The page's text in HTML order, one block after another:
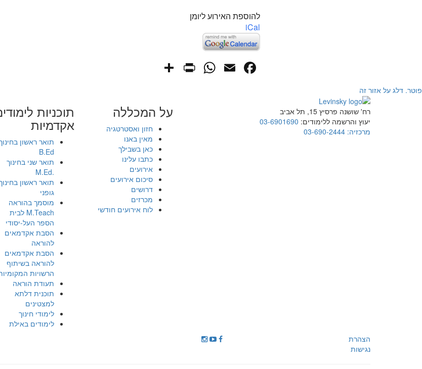
להוספת האירוע ליומן
iCal
Facebook
Email
WhatsApp
PrintFriendly
פוטר. דלג על אזור זה
רח' שושנה פרסיץ 15, תל אביב
יעוץ והרשמה ללימודים: 03-6901690
מרכזיה: 03-690-2444
על המכללה
חזון ואסטרטגיה
מאין באנו
כאן בשבילך
כתבו עלינו
אירועים
סיכום אירועים
דרושים
מכרזים
לוח אירועים חודשי
תוכניות
אקדמיות
תואר ראשון
B.Ed
תואר שני בחינוך
.M.Ed
תואר ראשון
גופני
מוסמך בהוראה
M.Teach לבית
הספר העל-יסודי
הסבת אקדמאים
להוראה
הסבת אקדמאים
להוראה בשיתוף
הרשויות
תעודת הוראה
תוכנית דלתא
למצטינים
לימודי חינוך
לימודים באילת
הצהרת
נגישות